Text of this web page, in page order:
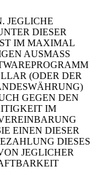
JEGLICHE
DIESER
IM MAXIMAL
AUSMASS
(ODER DER
GEGEN DEN
IM
EINEN DIESER
DIESES
JEGLICHER